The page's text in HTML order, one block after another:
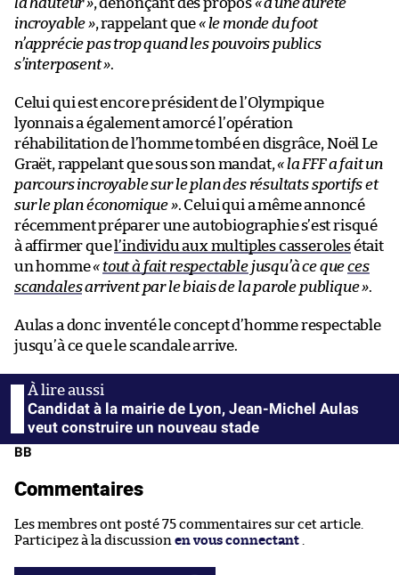
incroyable », rappelant que« le monde du foot
n’apprécie pas trop quand les pouvoirs publics
s’interposent ».
Celui qui est encore président de l’Olympique
lyonnais a également amorcé l’opération
réhabilitation de l’homme tombé en disgrâce, Noël Le
Graët, rappelant que sous son mandat,« la FFF a fait un
parcours incroyable sur le plan des résultats sportifs et
sur le plan économique ». Celui qui a même annoncé
récemment préparer une autobiographie s’est risqué
à affirmer quel’individu aux multiples casserolesétait
un homme«tout à fait respectablejusqu’à ce queces
scandalesarrivent par le biais de la parole publique ».
Aulas a donc inventé le concept d’homme respectable
jusqu’à ce que le scandale arrive.
Candidat à la mairie de Lyon, Jean-Michel Aulas
veut construire un nouveau stade
BB
Commentaires
Les membres ont posté 75 commentaires sur cet article.
Participez à la discussion en vous connectant